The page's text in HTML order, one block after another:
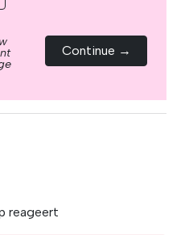
Continue →
reageert